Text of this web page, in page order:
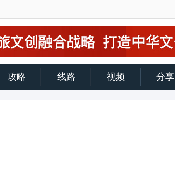
攻略 线路 视频 分享